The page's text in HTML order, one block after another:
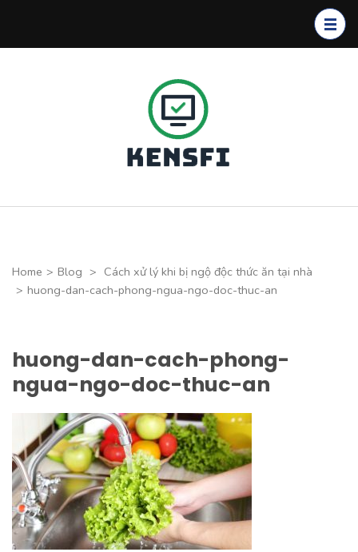
Home > Blog > Cách xử lý khi bị ngộ độc thức ăn tại nhà
> huong-dan-cach-phong-ngua-ngo-doc-thuc-an
huong-dan-cach-phong-
ngua-ngo-doc-thuc-an